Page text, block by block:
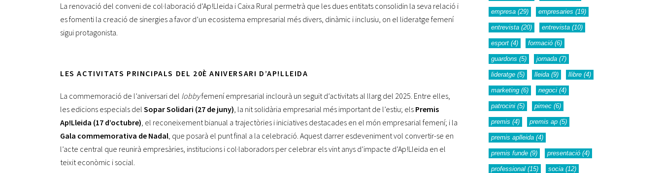
La renovació del conveni de col·laboració d’Ap!Lleida i Caixa Rural permetrà que les dues entitats consolidin la seva relació i
es fomenti la creació de sinergies a favor d’un ecosistema empresarial més divers, dinàmic i inclusiu, on el lideratge femení
sigui protagonista.
LES ACTIVITATS PRINCIPALS DEL 20È ANIVERSARI D’AP!LLEIDA
La commemoració de l’aniversari del lobbyfemení empresarial inclourà un seguit d’activitats al llarg del 2025. Entre elles,
les edicions especials del Sopar Solidari (27 de juny), la nit solidària empresarial més important de l’estiu; els Premis
Ap!Lleida (17 d’octubre), el reconeixement bianual a trajectòries i iniciatives destacades en el món empresarial femení; i la
Gala commemorativa de Nadal, que posarà el punt final a la celebració. Aquest darrer esdeveniment vol convertir-se en
l’acte central que reunirà empresàries, institucions i col·laboradors per celebrar els vint anys d’impacte d’Ap!Lleida en el
teixit econòmic i social.
empresa (29) empresaries (19)
entrevista (20) entrevista (10)
esport (4) formació (6)
guardons (5) jornada (7)
lideratge (5) lleida (9) llibre (4)
marketing (6) negoci (4)
patrocini (5) pimec (6)
premis (4) premis ap (5)
premis aplleida (4)
premis funde (9) presentació (4)
professional (15) socia (12)